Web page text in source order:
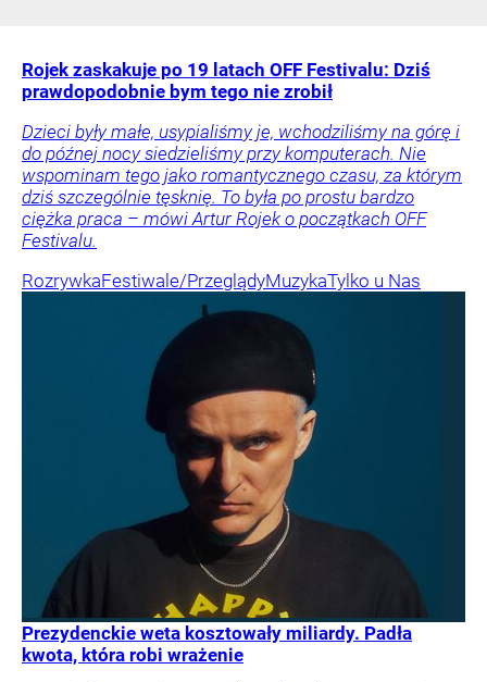
Rojek zaskakuje po 19 latach OFF Festivalu: Dziś
prawdopodobnie bym tego nie zrobił
Dzieci były małe, usypialiśmy je, wchodziliśmy na górę i
do późnej nocy siedzieliśmy przy komputerach. Nie
wspominam tego jako romantycznego czasu, za którym
dziś szczególnie tęsknię. To była po prostu bardzo
ciężka praca – mówi Artur Rojek o początkach OFF
Festivalu.
RozrywkaFestiwale/PrzeglądyMuzykaTylko u Nas
Prezydenckie weta kosztowały miliardy. Padła
kwota, która robi wrażenie